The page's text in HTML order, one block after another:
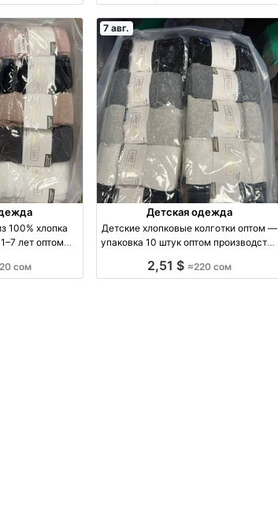
100% хлопка
лет оптом
сом
7 авг.
Детская одежда
Детские хлопковые колготки оптом —
упаковка 10 штук оптом производство
2,51 $ ≈220 сом